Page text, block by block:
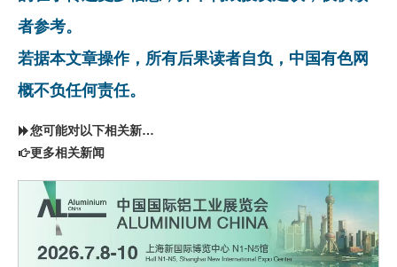
者参考。
若据本文章操作，所有后果读者自负，中国有色网
概不负任何责任。
您可能对以下相关新闻同样感兴趣
更多相关新闻